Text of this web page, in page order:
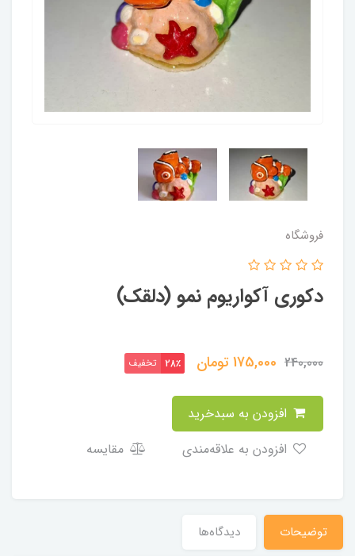
فروشگاه
دکوری آکواریوم نمو (دلقک)
240,000
175,000تومان 28٪ تخفیف
مقایسه
توضیحات دیدگاه‌ها